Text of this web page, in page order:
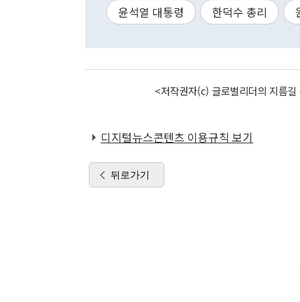
윤석열 대통령 한덕수 총리
<저작권자(c) 글로벌리더의 지름
디지털뉴스콘텐츠 이용규칙 보기
뒤로가기